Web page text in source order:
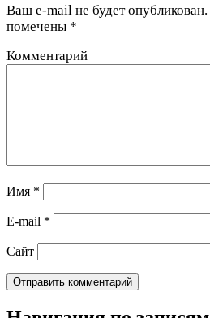
Ваш e-mail не будет опубликован.
помечены *
Комментарий
Имя *
E-mail *
Сайт